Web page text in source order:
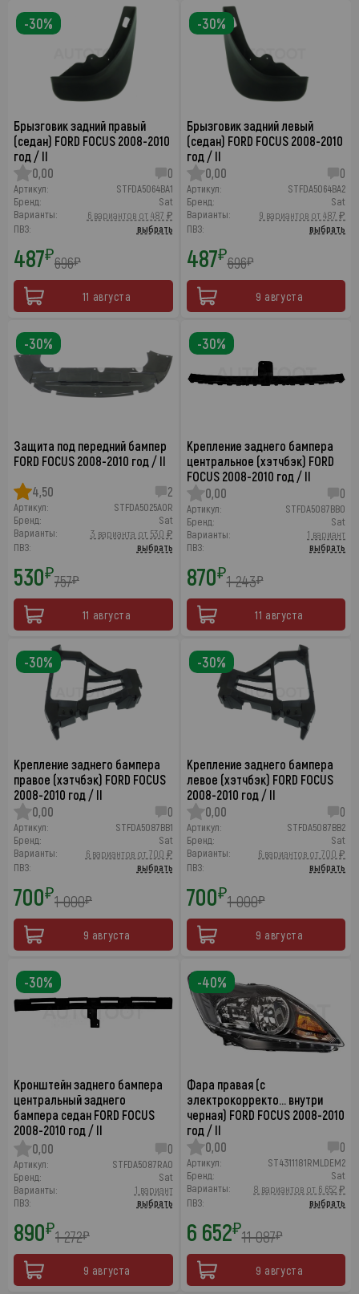
Брызговик задний правый
(седан) FORD FOCUS 2008-2010
год / II
0,00
0
Артикул:
STFDA5064BA1
Бренд:
Sat
Варианты:
6 вариантов от 487 ₽
ПВЗ:
выбрать
487₽696₽
11 августа
-30%
Брызговик задний левый
(седан) FORD FOCUS 2008-2010
год / II
0,00
0
Артикул:
STFDA5064BA2
Бренд:
Sat
Варианты:
9 вариантов от 487 ₽
ПВЗ:
выбрать
487₽696₽
9 августа
-30%
Защита под передний бампер
FORD FOCUS 2008-2010 год / II
4,50
2
Артикул:
STFDA5025A0R
Бренд:
Sat
Варианты:
3 варианта от 530 ₽
ПВЗ:
выбрать
530₽757₽
11 августа
-30%
Крепление заднего бампера
центральное (хэтчбэк) FORD
FOCUS 2008-2010 год / II
0,00
0
Артикул:
STFDA5087BB0
Бренд:
Sat
Варианты:
1 вариант
ПВЗ:
выбрать
870₽1 243₽
11 августа
-30%
Крепление заднего бампера
правое (хэтчбэк) FORD FOCUS
2008-2010 год / II
0,00
0
Артикул:
STFDA5087BB1
Бренд:
Sat
Варианты:
6 вариантов от 700 ₽
ПВЗ:
выбрать
700₽1 000₽
9 августа
-30%
Крепление заднего бампера
левое (хэтчбэк) FORD FOCUS
2008-2010 год / II
0,00
0
Артикул:
STFDA5087BB2
Бренд:
Sat
Варианты:
6 вариантов от 700 ₽
ПВЗ:
выбрать
700₽1 000₽
9 августа
-30%
Кронштейн заднего бампера
центральный заднего
бампера седан FORD FOCUS
2008-2010 год / II
0,00
0
Артикул:
STFDA5087RA0
Бренд:
Sat
Варианты:
1 вариант
ПВЗ:
выбрать
890₽1 272₽
9 августа
-30%
Фара правая (с
электрокорректо… внутри
черная) FORD FOCUS 2008-2010
год / II
0,00
0
Артикул:
ST4311181RMLDEM2
Бренд:
Sat
Варианты:
8 вариантов от 6 652 ₽
ПВЗ:
выбрать
6 652₽11 087₽
9 августа
-40%